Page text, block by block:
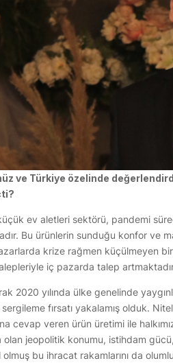
ve Türkiye özelinde
ev aletleri sektörü, pandemi
Bu ürünlerin sunduğu konfor ve
krize rağmen küçülmeyen
iç pazarda talep
2020 yılında ülke genelinde
sergileme fırsatı yakalamış olduk.
cevap veren ürün üretimi ile
olan jeopolitik konumu, istihdam
olmuş bu ihracat rakamlarını da olumlu